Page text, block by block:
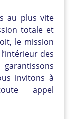
au plus vite
totale et
le mission
des
invitons à
appel